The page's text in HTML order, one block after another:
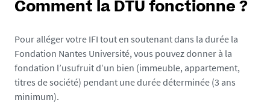
Comment la DTU fonctionne ?
Pour alléger votre IFI tout en soutenant dans la durée la
Fondation Nantes Université, vous pouvez donner à la
fondation l’usufruit d’un bien (immeuble, appartement,
titres de société) pendant une durée déterminée (3 ans
minimum).